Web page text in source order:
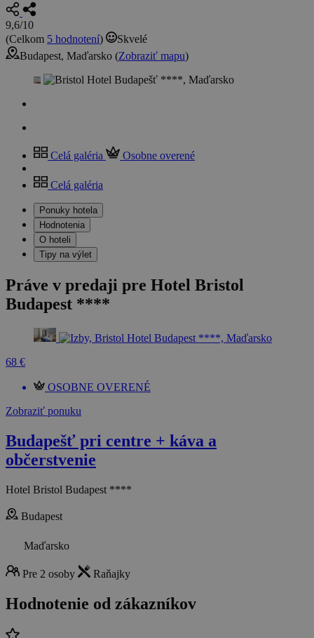
9,6/10
(Celkom 5 hodnotení)
Skvelé
Budapest, Maďarsko (Zobraziť mapu)
Celá galéria Osobne overené
Celá galéria
Ponuky hotela
Hodnotenia
O hoteli
Tipy na výlet
Práve v predaji pre Hotel Bristol
Budapest ****
68 €
OSOBNE OVERENÉ
Zobraziť ponuku
Budapešť pri centre + káva a
občerstvenie
Hotel Bristol Budapest ****
Budapest
Maďarsko
Pre 2 osoby Raňajky
Hodnotenie od zákazníkov